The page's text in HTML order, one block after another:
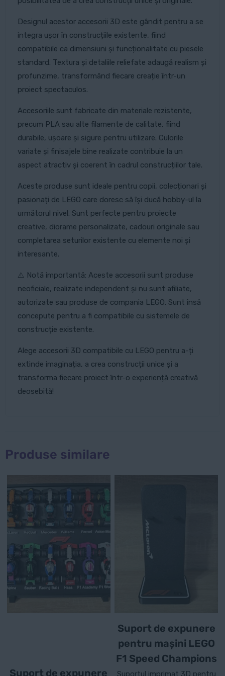
Designul acestor accesorii 3D este gândit pentru a se
integra ușor în construcțiile existente, fiind
compatibile ca dimensiuni și funcționalitate cu piesele
standard. Textura și detaliile reliefate adaugă realism și
profunzime, transformând fiecare creație într-un
proiect spectaculos.
Accesoriile sunt fabricate din materiale rezistente,
precum PLA sau alte filamente de calitate, fiind
durabile, ușoare și sigure pentru utilizare. Culorile
variate și finisajele bine realizate contribuie la un
aspect atractiv și coerent în cadrul construcțiilor tale.
Aceste produse sunt ideale pentru copii, colecționari și
pasionați de LEGO care doresc să își ducă hobby-ul la
următorul nivel. Sunt perfecte pentru proiecte
creative, diorame personalizate, cadouri originale sau
completarea seturilor existente cu elemente noi și
interesante.
⚠️ Notă importantă: Aceste accesorii sunt produse
neoficiale, realizate independent și nu sunt afiliate,
autorizate sau produse de compania LEGO. Sunt însă
concepute pentru a fi compatibile cu sistemele de
construcție existente.
Alege accesorii 3D compatibile cu LEGO pentru a-ți
extinde imaginația, a crea construcții unice și a
transforma fiecare proiect într-o experiență creativă
deosebită!
Produse similare
Suport de expunere
Suport de expunere
pentru mașini LEGO
F1 Speed Champions
Suportul imprimat 3D pentru